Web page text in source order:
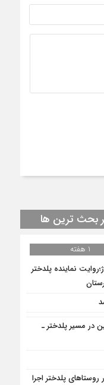
بحث ترین ها
1 هفته
پمپاژ؛روایت نماینده پلدختر
در مسیر پلدختر ـ
عمرانی در روستاهای پلدختر اجرا